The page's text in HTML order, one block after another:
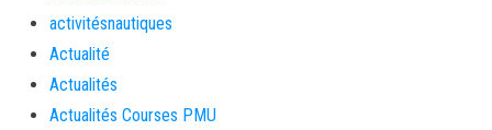
activitésnautiques
Actualité
Actualités
Actualités Courses PMU